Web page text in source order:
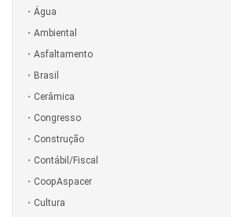
Água
Ambiental
Asfaltamento
Brasil
Cerâmica
Congresso
Construção
Contábil/Fiscal
CoopAspacer
Cultura